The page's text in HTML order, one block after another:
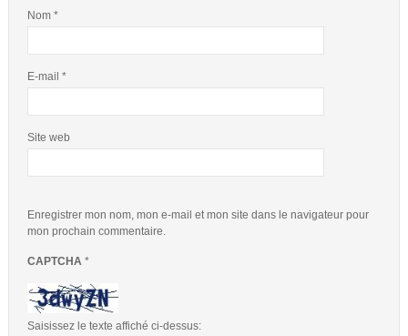
Nom *
E-mail *
Site web
Enregistrer mon nom, mon e-mail et mon site dans le navigateur pour
mon prochain commentaire.
CAPTCHA *
Saisissez le texte affiché ci-dessus: